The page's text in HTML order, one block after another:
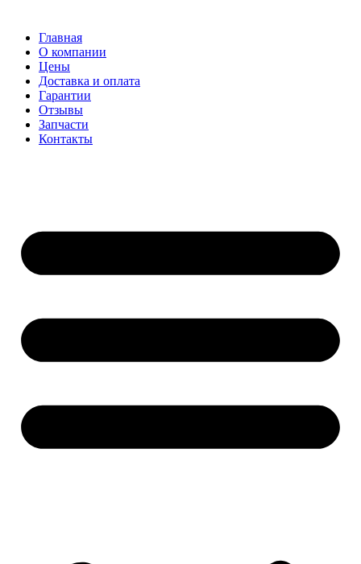
Главная
О компании
Цены
Доставка и оплата
Гарантии
Отзывы
Запчасти
Контакты